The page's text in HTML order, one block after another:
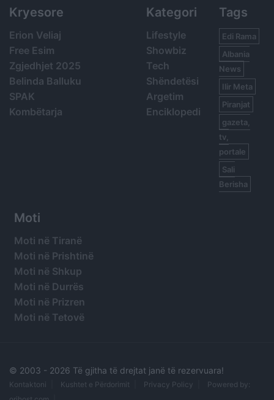
Kryesore
Erion Veliaj
Free Esim
Zgjedhjet 2025
Belinda Balluku
SPAK
Kombëtarja
Kategori
Lifestyle
Showbiz
Tech
Shëndetësi
Argetim
Enciklopedi
Tags
Edi Rama
Albania
News
Ilir Meta
Piranjat
gazeta,
tv,
portale
Sali
Berisha
Moti
Moti në Tiranë
Moti në Prishtinë
Moti në Shkup
Moti në Durrës
Moti në Prizren
Moti në Tetovë
© 2003 - 2026 Të gjitha të drejtat janë të rezervuara!
Kontaktoni Kushtet e Përdorimit Privacy Policy
Powered by: